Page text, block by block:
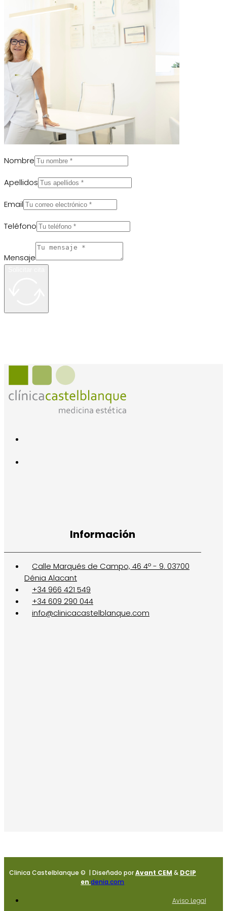
Nombre
Apellidos
Email
Teléfono
Mensaje
Información
Calle Marqués de Campo, 46 4º - 9. 03700
Dénia Alacant
+34 966 421 549
+34 609 290 044
info@clinicacastelblanque.com
Clinica Castelblanque © | Diseñado porAvant CEM & DCIP
endenia.com
Aviso Legal